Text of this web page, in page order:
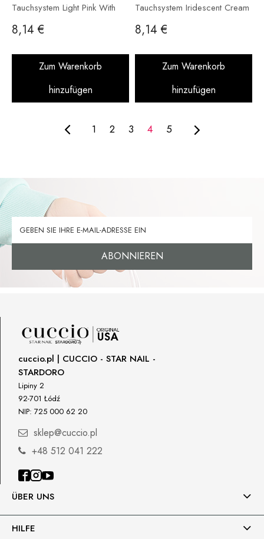
Tauchsystem Light Pink With
Rainbow Glitter 14 g
8,14 €
Zum Warenkorb
hinzufügen
Tauchsystem Iridescent Cream
14 g
8,14 €
Zum Warenkorb
hinzufügen
1 2 3 4 5
ABONNIEREN
ÜBER UNS
HILFE
cuccio.pl | CUCCIO - STAR NAIL -
STARDORO
Lipiny 2
92-701 Łódź
NIP: 725 000 62 20
sklep@cuccio.pl
+48 512 041 222